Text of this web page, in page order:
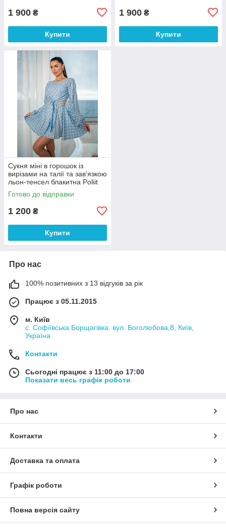
1 900 ₴
Купити
1 900 ₴
Купити
Сукня міні в горошок із
вирізами на талії та зав’язкою
льон-тенсел блакитна Poliit
38 розмір
Готово до відправки
1 200 ₴
Купити
Про нас
100% позитивних з 13 відгуків за рік
Працює з 05.11.2015
м. Київ
с. Софіївська Борщагівка. вул. Боголюбова,8, Київ,
Україна
Контакти
Сьогодні працює з 11:00 до 17:00
Показати весь графік роботи
Про нас
Контакти
Доставка та оплата
Графік роботи
Повна версія сайту